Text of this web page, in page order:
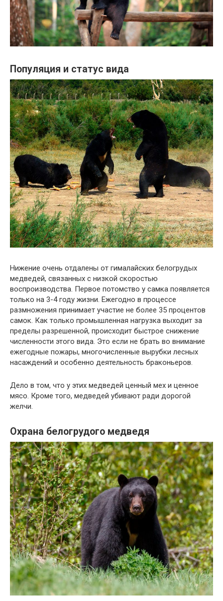
Популяция и статус вида
Нижение очень отдалены от гималайских белогрудых
медведей, связанных с низкой скоростью
воспроизводства. Первое потомство у самка появляется
только на 3-4 году жизни. Ежегодно в процессе
размножения принимает участие не более 35 процентов
самок. Как только промышленная нагрузка выходит за
пределы разрешенной, происходит быстрое снижение
численности этого вида. Это если не брать во внимание
ежегодные пожары, многочисленные вырубки лесных
насаждений и особенно деятельность браконьеров.
Дело в том, что у этих медведей ценный мех и ценное
мясо. Кроме того, медведей убивают ради дорогой
желчи.
Охрана белогрудого медведя